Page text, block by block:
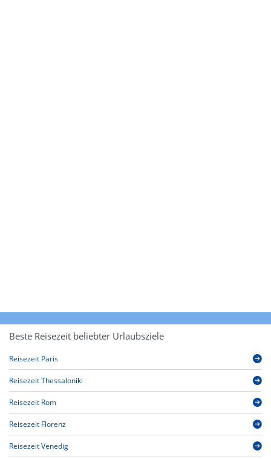
Beste Reisezeit beliebter Urlaubsziele
Reisezeit Paris
Reisezeit Thessaloniki
Reisezeit Rom
Reisezeit Florenz
Reisezeit Venedig